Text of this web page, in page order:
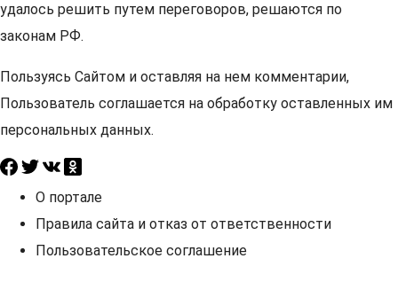
удалось решить путем переговоров, решаются по
законам РФ.
Пользуясь Сайтом и оставляя на нем комментарии,
Пользователь соглашается на обработку оставленных им
персональных данных.
О портале
Правила сайта и отказ от ответственности
Пользовательское соглашение